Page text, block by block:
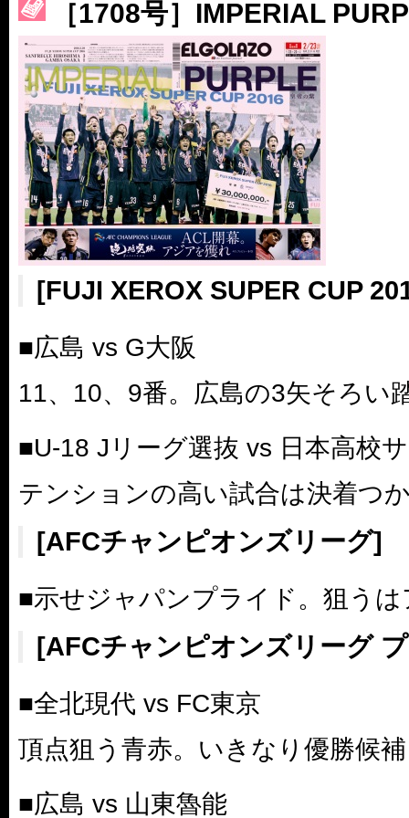
［3215号］WEEKLY EG SELECTION
［3216号］行く末占うラストワン
［3217号］最高の景色へ出国
［3218号］WEEKLY EG SELECTION
［3219号］特別な覇者へ 大逆転か連破か
［3220号］伝説の王者、黄金のシャーレ
［1708号］IMPERIAL
[FUJI XEROX SUPER CUP
■広島 vs G大阪
11、10、9番。広島の3矢そろい
■U-18 Jリーグ選抜 vs 日本高校
テンションの高い試合は決着つ
[AFCチャンピオンズリーグ]
■示せジャパンプライド。狙う
[AFCチャンピオンズリーグ
■全北現代 vs FC東京
頂点狙う青赤。いきなり優勝候
■広島 vs 山東魯能